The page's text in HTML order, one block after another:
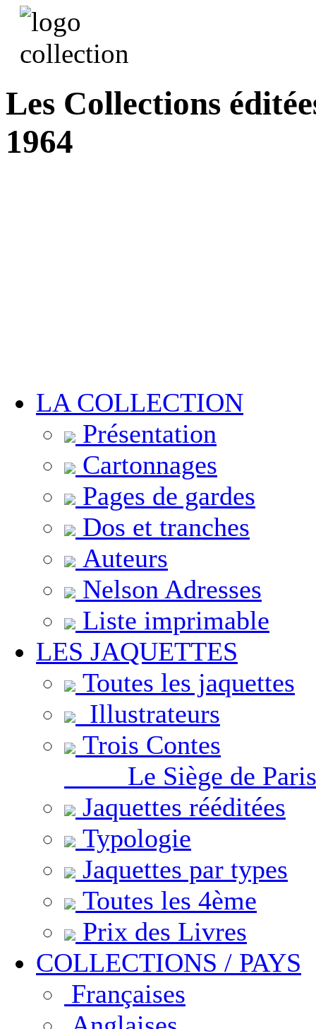
Les Collections
1964
LA COLLECTION
Présentation
Cartonnages
Pages de gardes
Dos et tranches
Auteurs
Nelson Adresses
Liste imprimable
LES JAQUETTES
Toutes les jaquettes
Illustrateurs
Trois Contes
Le Siège de Paris
Jaquettes rééditées
Typologie
Jaquettes par types
Toutes les 4ème
Prix des Livres
COLLECTIONS / PAYS
Françaises